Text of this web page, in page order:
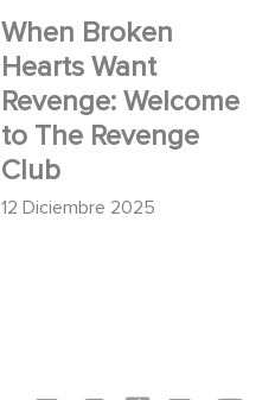
When Broken
Hearts Want
Revenge: Welcome
to The Revenge
Club
12 Diciembre 2025